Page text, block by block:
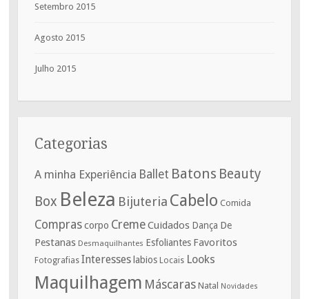
Setembro 2015
Agosto 2015
Julho 2015
Categorias
A minha Experiência Ballet Batons Beauty
Box Beleza Bijuteria Cabelo Comida
Comprascorpo CremeCuidados Dança De
Pestanas Desmaquilhantes Esfoliantes Favoritos
Fotografias Interesseslabios Locais Looks
Maquilhagem Máscaras Natal Novidades